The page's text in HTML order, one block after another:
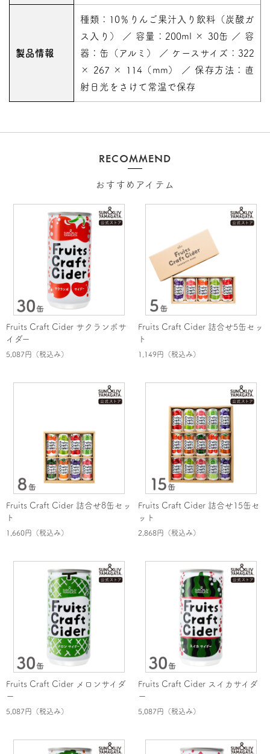
製品情報
種類：10％りんご果汁入り飲料（炭酸ガ
ス入り） ／ 容量：200ml × 30缶 ／ 容
器：缶（アルミ） ／ ケースサイズ：322
× 267 × 114（mm） ／ 保存方法：直
射日光をさけて常温で保存
RECOMMEND
おすすめアイテム
Fruits Craft Cider サクランボサ
イダー
5,087円 （税込み）
Fruits Craft Cider 詰合せ5缶セッ
ト
1,149円 （税込み）
Fruits Craft Cider 詰合せ8缶セッ
ト
1,660円 （税込み）
Fruits Craft Cider 詰合せ15缶セ
ット
2,868円 （税込み）
Fruits Craft Cider メロンサイダ
ー
5,087円 （税込み）
Fruits Craft Cider スイカサイダ
ー
5,087円 （税込み）